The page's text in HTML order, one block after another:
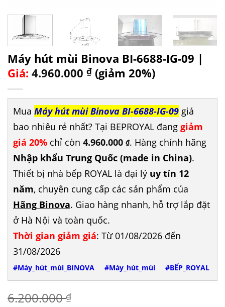
Máy hút mùi Binova BI-6688-IG-09 |
Giá: 4.960.000 ₫ (giảm 20%)
Mua Máy hút mùi Binova BI-6688-IG-09 giá
bao nhiêu rẻ nhất? Tại BEPROYAL đang giảm
giá 20% chỉ còn 4.960.000 ₫. Hàng chính hãng
Nhập khẩu Trung Quốc (made in China).
Thiết bị nhà bếp ROYAL là đại lý uy tín 12
năm, chuyên cung cấp các sản phẩm của
Hãng Binova. Giao hàng nhanh, hỗ trợ lắp đặt
ở Hà Nội và toàn quốc.
Thời gian giảm giá: Từ 01/08/2026 đến
31/08/2026
#Máy_hút_mùi_BINOVA #Máy_hút_mùi #BẾP_ROYAL
6.200.000₫